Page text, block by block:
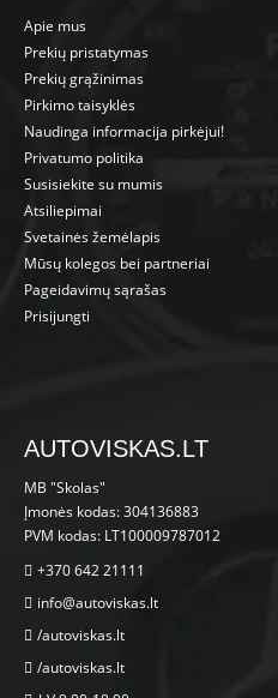
Apie mus
Prekių pristatymas
Prekių grąžinimas
Pirkimo taisyklės
Naudinga informacija pirkėjui!
Privatumo politika
Susisiekite su mumis
Atsiliepimai
Svetainės žemėlapis
Mūsų kolegos bei partneriai
Pageidavimų sąrašas
Prisijungti
AUTOVISKAS.LT
MB "Skolas"
Įmonės kodas: 304136883
PVM kodas: LT100009787012
+370 642 21111
info@autoviskas.lt
/autoviskas.lt
/autoviskas.lt